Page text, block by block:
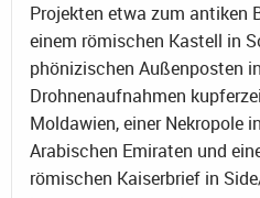
Projekten etwa zum antiken
einem römischen Kastell in
phönizischen Außenposten
Drohnenaufnahmen
Moldawien, einer Nekropole
Arabischen Emiraten und
römischen Kaiserbrief in